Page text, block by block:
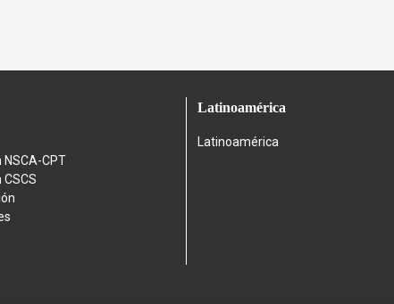
CPT
Latinoamérica
Latinoamérica